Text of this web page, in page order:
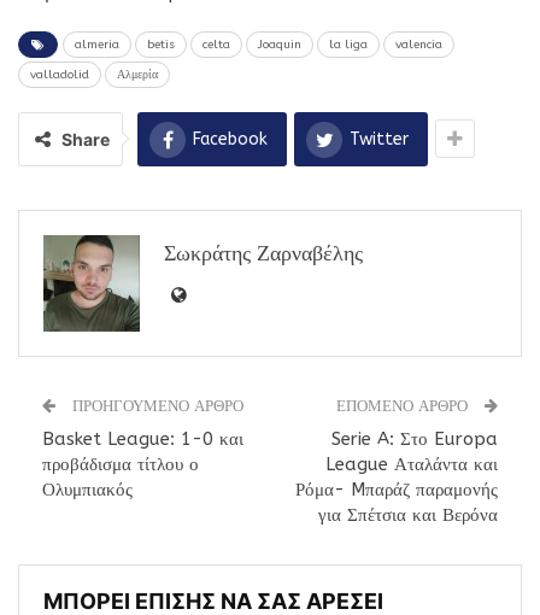
almeria betis celta Joaquin la liga valencia
valladolid Αλμερία
Share Facebook Twitter
Σωκράτης Ζαρναβέλης
ΠΡΟΗΓΟΥΜΕΝΟ ΑΡΘΡΟ
Basket League: 1-0 και
προβάδισμα τίτλου ο
Ολυμπιακός
ΕΠΟΜΕΝΟ ΑΡΘΡΟ
Serie A: Στο Europa
League Αταλάντα και
Ρόμα- Mπαράζ παραμονής
για Σπέτσια και Βερόνα
ΜΠΟΡΕΙ ΕΠΙΣΗΣ ΝΑ ΣΑΣ ΑΡΕΣΕΙ